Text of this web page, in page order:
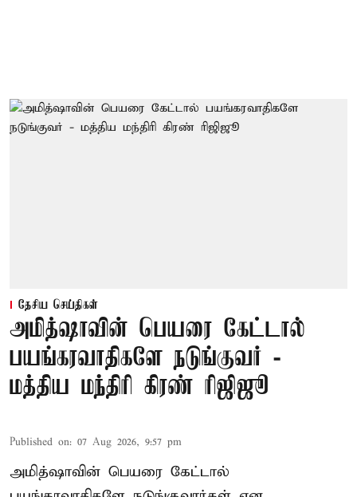
தேசிய செய்திகள்
அமித்ஷாவின் பெயரை கேட்டால்
பயங்கரவாதிகளே நடுங்குவர் -
மத்திய மந்திரி கிரண் ரிஜிஜூ
Published on: 07 Aug 2026, 9:57 pm
அமித்ஷாவின் பெயரை கேட்டால்